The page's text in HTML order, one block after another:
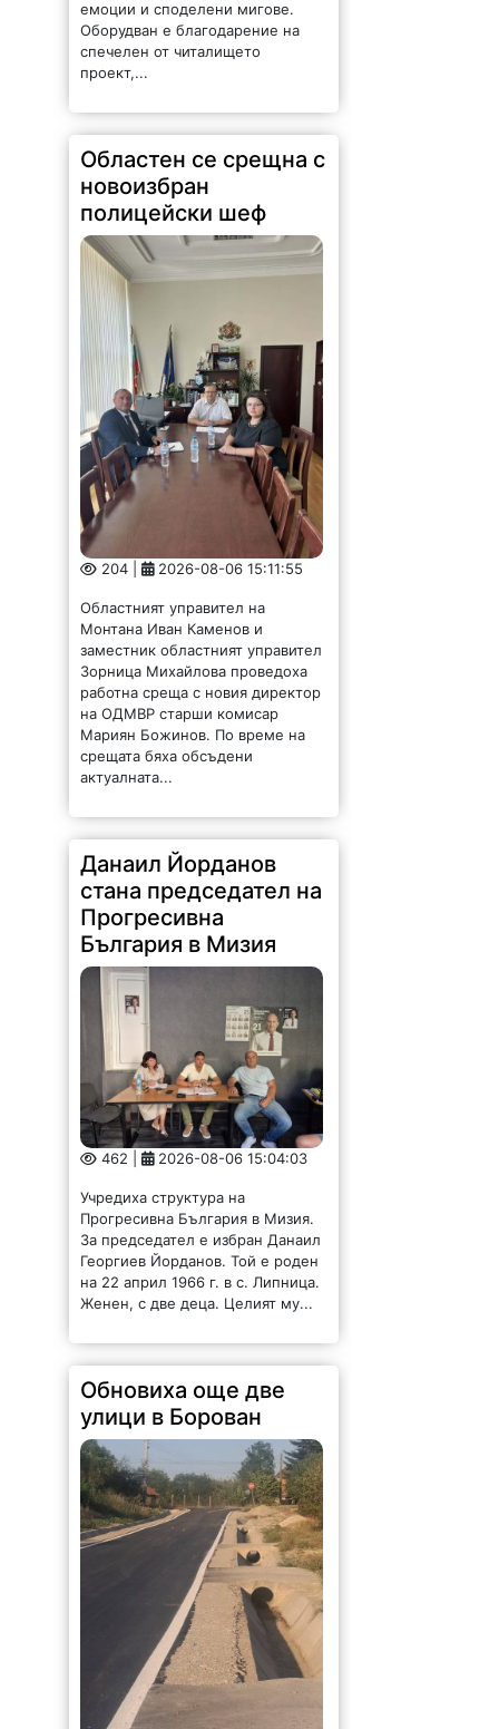
Оборудван е благодарение на
спечелен от читалището
проект,...
Областен се срещна с
новоизбран
полицейски шеф
2026-08-06 15:11:55
Монтана Иван Каменов и
заместник областният управител
Зорница Михайлова проведоха
работна среща с новия директор
на ОДМВР старши комисар
Мариян Божинов. По време на
срещата бяха обсъдени
актуалната...
Данаил Йорданов
стана председател на
Прогресивна
България в Мизия
462 | 2026-08-06 15:04:03
Прогресивна България в Мизия.
За председател е избран Данаил
Георгиев Йорданов. Той е роден
на 22 април 1966 г. в с. Липница.
Женен, с две деца. Целият му...
Обновиха още две
улици в Борован